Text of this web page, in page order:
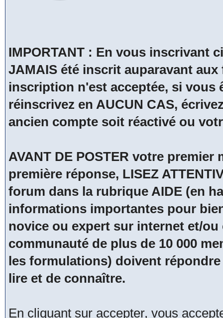
IMPORTANT : En vous inscrivant
JAMAIS été inscrit auparavant
inscription n'est acceptée, si vous
réinscrivez en AUCUN CAS,
ancien compte soit réactivé ou
AVANT DE POSTER votre
première réponse, LISEZ
forum dans la rubrique AIDE (en
informations importantes pour
novice ou expert sur internet et/
communauté de plus de 10 000
les formulations) doivent
lire et de connaître.
En cliquant sur accepter, vous